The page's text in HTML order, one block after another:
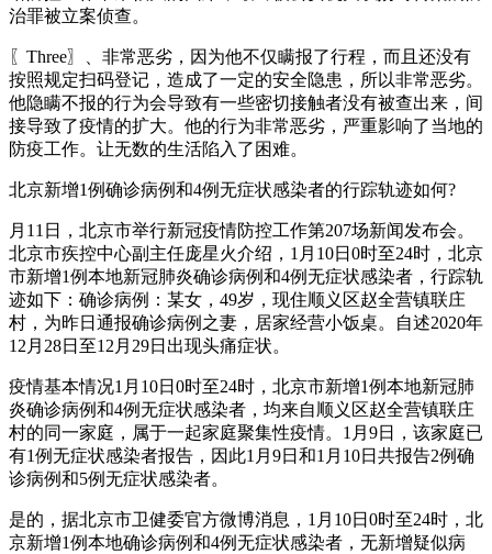
治罪被立案侦查。
〖Three〗、非常恶劣，因为他不仅瞒报了行程，而且还没有
按照规定扫码登记，造成了一定的安全隐患，所以非常恶劣。
他隐瞒不报的行为会导致有一些密切接触者没有被查出来，间
接导致了疫情的扩大。他的行为非常恶劣，严重影响了当地的
防疫工作。让无数的生活陷入了困难。
北京新增1例确诊病例和4例无症状感染者的行踪轨迹如何?
月11日，北京市举行新冠疫情防控工作第207场新闻发布会。
北京市疾控中心副主任庞星火介绍，1月10日0时至24时，北京
市新增1例本地新冠肺炎确诊病例和4例无症状感染者，行踪轨
迹如下：确诊病例：某女，49岁，现住顺义区赵全营镇联庄
村，为昨日通报确诊病例之妻，居家经营小饭桌。自述2020年
12月28日至12月29日出现头痛症状。
疫情基本情况1月10日0时至24时，北京市新增1例本地新冠肺
炎确诊病例和4例无症状感染者，均来自顺义区赵全营镇联庄
村的同一家庭，属于一起家庭聚集性疫情。1月9日，该家庭已
有1例无症状感染者报告，因此1月9日和1月10日共报告2例确
诊病例和5例无症状感染者。
是的，据北京市卫健委官方微博消息，1月10日0时至24时，北
京新增1例本地确诊病例和4例无症状感染者，无新增疑似病